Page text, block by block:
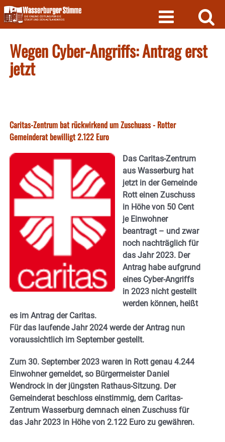
Skip
to
content
Wegen Cyber-Angriffs: Antrag erst
jetzt
Caritas-Zentrum bat rückwirkend um Zuschuass - Rotter
Gemeinderat bewilligt 2.122 Euro
Das Caritas-Zentrum
aus Wasserburg hat
jetzt in der Gemeinde
Rott einen Zuschuss
in Höhe von 50 Cent
je Einwohner
beantragt – und zwar
noch nachträglich für
das Jahr 2023. Der
Antrag habe aufgrund
eines Cyber-Angriffs
in 2023 nicht gestellt
werden können, heißt
es im Antrag der Caritas.
Für das laufende Jahr 2024 werde der Antrag nun
voraussichtlich im September gestellt.
Zum 30. September 2023 waren in Rott genau 4.244
Einwohner gemeldet, so Bürgermeister Daniel
Wendrock in der jüngsten Rathaus-Sitzung. Der
Gemeinderat beschloss einstimmig, dem Caritas-
Zentrum Wasserburg demnach einen Zuschuss für
das Jahr 2023 in Höhe von 2.122 Euro zu gewähren.